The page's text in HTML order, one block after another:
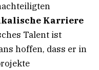
Karriere
Talent ist
hoffen, dass er in